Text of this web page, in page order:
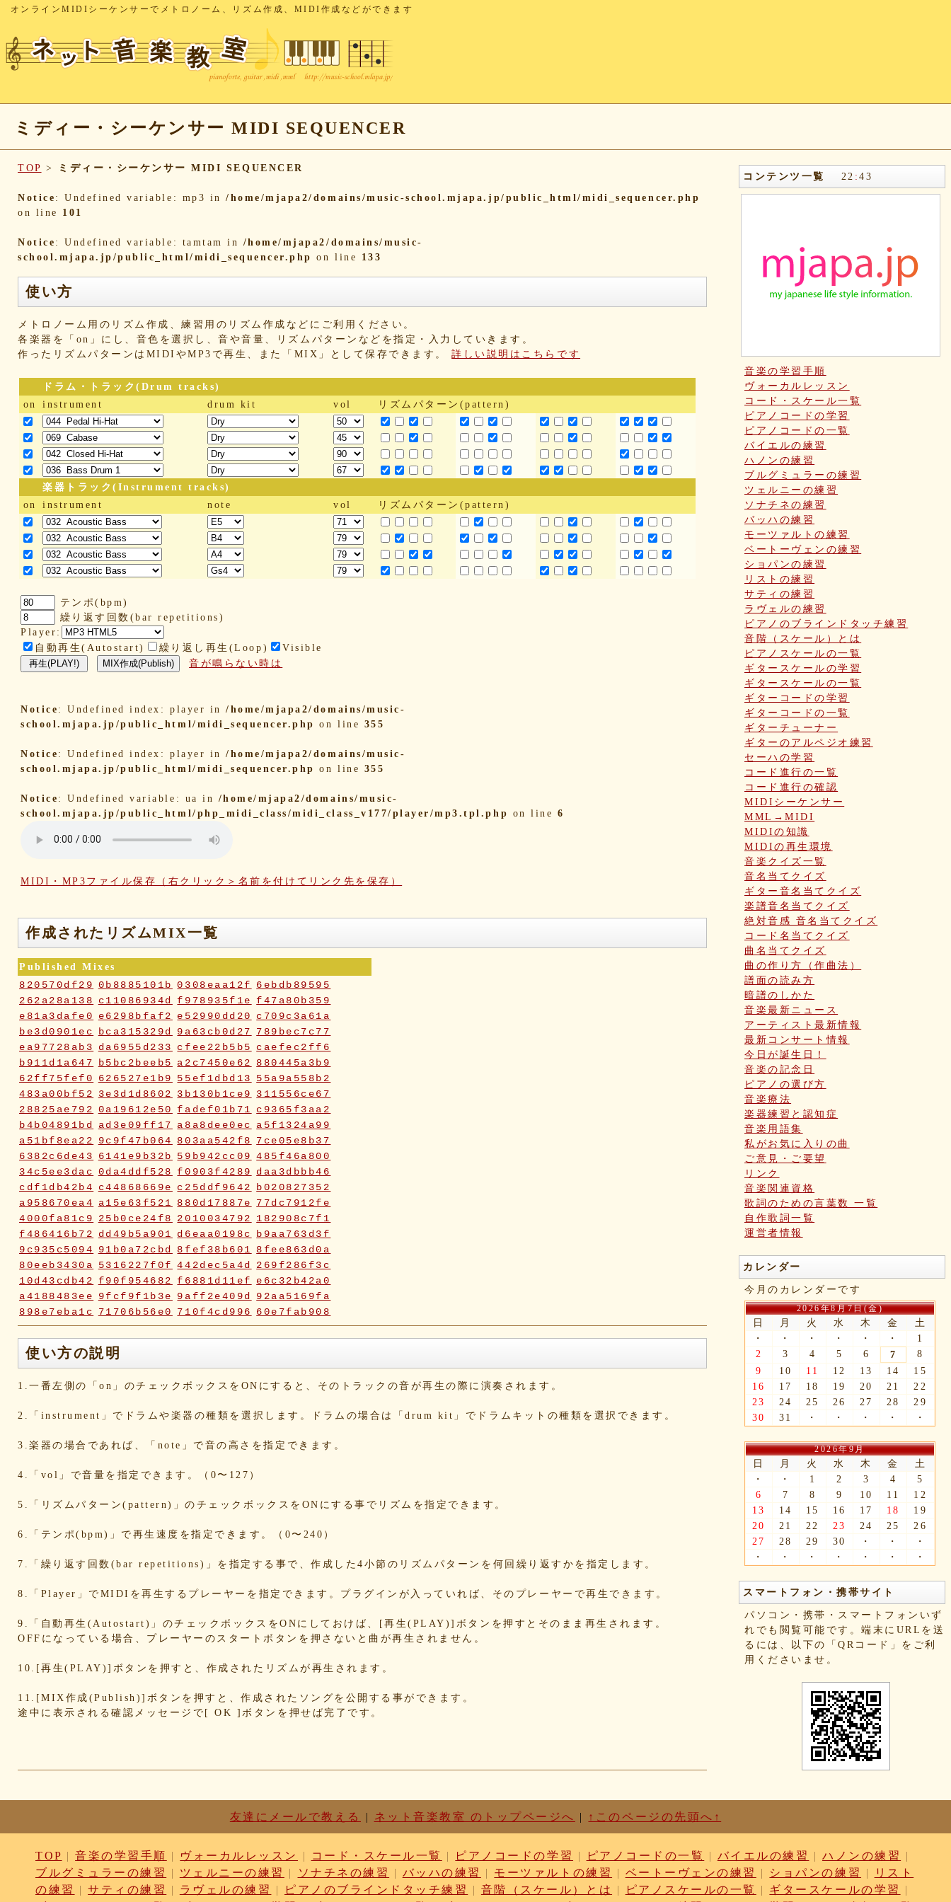
オンラインMIDIシーケンサーでメトロノーム、リズム作成、MIDI作成などができます
ミディー・シーケンサー MIDI SEQUENCER
TOP > ミディー・シーケンサー MIDI SEQUENCER
Notice : Undefined variable: mp3 in/home/mjapa2/domains/music-school.mjapa.jp/public_html/midi_sequencer.php
on line 101
Notice : Undefined variable: tamtam in /home/mjapa2/domains/music-
school.mjapa.jp/public_html/midi_sequencer.php on line 133
使い方
メトロノーム用のリズム作成、練習用のリズム作成などにご利用ください。
各楽器を「on」にし、音色を選択し、音や音量、リズムパターンなどを指定・入力していきます。
作ったリズムパターンはMIDIやMP3で再生、また「MIX」として保存できます。詳しい説明はこちらです
ドラム・トラック(Drum tracks)
on
instrument drum kit vol リズムパターン(pattern)
楽器トラック(Instrument tracks)
on
instrument note vol リズムパターン(pattern)
テンポ(bpm)
繰り返す回数(bar repetitions)
Player:
自動再生(Autostart)
繰り返し再生(Loop)
Visible
音が鳴らない時は
Notice : Undefined index: player in/home/mjapa2/domains/music-
school.mjapa.jp/public_html/midi_sequencer.php on line 355
Notice : Undefined index: player in/home/mjapa2/domains/music-
school.mjapa.jp/public_html/midi_sequencer.php on line 355
Notice : Undefined variable: ua in /home/mjapa2/domains/music-
school.mjapa.jp/public_html/php_midi_class/midi_class_v177/player/mp3.tpl.php on line 6
MIDI・MP3ファイル保存（右クリック＞名前を付けてリンク先を保存）
作成されたリズムMIX一覧
Published Mixes
820570df29 0b8885101b 0308eaa12f
6ebdb89595
262a28a138
c11086934d f978935f1e
f47a80b359
e81a3dafe0
e6298bfaf2 e52990dd20
c709c3a61a
be3d0901ec
bca315329d 9a63cb0d27
789bec7c77
ea97728ab3
da6955d233 cfee22b5b5
caefec2ff6
b911d1a647
b5bc2beeb5 a2c7450e62
880445a3b9
62ff75fef0
626527e1b9 55ef1dbd13
55a9a558b2
483a00bf52
3e3d1d8602 3b130b1ce9
311556ce67
28825ae792 0a19612e50 fadef01b71
c9365f3aa2
b4b04891bd
ad3e09ff17 a8a8dee0ec
a5f1324a99
a51bf8ea22
9c9f47b064 803aa542f8
7ce05e8b37
6382c6de43
6141e9b32b 59b942cc09 485f46a800
34c5ee3dac 0da4ddf528 f0903f4289
daa3dbbb46
cdf1db42b4
c44868669e c25ddf9642
b020827352
a958670ea4
a15e63f521 880d17887e
77dc7912fe
4000fa81c9
25b0ce24f8 2010034792
182908c7f1
f486416b72
dd49b5a901 d6eaa0198c
b9aa763d3f
9c935c5094
91b0a72cbd 8fef38b601
8fee863d0a
80eeb3430a
5316227f0f 442dec5a4d
269f286f3c
10d43cdb42
f90f954682 f6881d11ef
e6c32b42a0
a4188483ee
9fcf9f1b3e 9aff2e409d
92aa5169fa
898e7eba1c
71706b56e0 710f4cd996
60e7fab908
2fc2817e70 2fbd748ca9 2bc2c23116 18ae976a5f
0a5c7d06ca
072e6fe598
d6a569fc0b cd3dccbd2e
9519718cc1 8dbfbb62db 80769b257d
66befeb510
eb3fa731cd ca1398119b c8cb07711a ba23f8e41e
0ec360312d faa9413074 edf12ab6c3
dee16d27c4
b5b6539562
9fcce57df6 8b24beae51
856c39952d
8288cef79d 4c796286c6
1568abddff
0de2e30836 02998e587d
d5377cd92c
9ef6ebcac2 99ce8a767d 924d9cb69e 924420a7a3
5e80ad5293 5095988ef6 4b7930b4d0 2038b53613
d836b49a9d d76a3e8c23 b9fed15d2b
b38ab1d1b8
a01087c2be 83d205db59 8058ee16b9 6709558878
49f63675b9 15ebcaa807 f447739453
f1c0d3dc34
b0ebace0d4 aa7f949dad a558c898d9 6c1bd04085
e186dc0158 d654560420 c7b6a2d824 c2d4263ad3
b6a3ebae49
a1d5a5a815 8e583fa566 7ad1494187
a0d1cb27ad 89e6983403
6b9f362c23 4e887b24b9
d10d20337c bc4e86d124 a86454d5af
a21fbd24dc
8ea728273f
77fab01bea 73468471cf 086bf9fcae
f839ea6eb8 f59ab6f876 d4f92dc6f9
c81b0593c1
使い方の説明
1.一番左側の「on」のチェックボックスをONにすると、そのトラックの音が再生の際に演奏されます。
2.「instrument」でドラムや楽器の種類を選択します。ドラムの場合は「drum kit」でドラムキットの種類を選択できます。
3.楽器の場合であれば、「note」で音の高さを指定できます。
4.「vol」で音量を指定できます。（0〜127）
5.「リズムパターン(pattern)」のチェックボックスをONにする事でリズムを指定できます。
6.「テンポ(bpm)」で再生速度を指定できます。（0〜240）
7.「繰り返す回数(bar repetitions)」を指定する事で、作成した4小節のリズムパターンを何回繰り返すかを指定します。
8.「Player」でMIDIを再生するプレーヤーを指定できます。プラグインが入っていれば、そのプレーヤーで再生できます。
9.「自動再生(Autostart)」のチェックボックスをONにしておけば、[再生(PLAY)]ボタンを押すとそのまま再生されます。
OFFになっている場合、プレーヤーのスタートボタンを押さないと曲が再生されません。
10.[再生(PLAY)]ボタンを押すと、作成されたリズムが再生されます。
11.[MIX作成(Publish)]ボタンを押すと、作成されたソングを公開する事ができます。
途中に表示される確認メッセージで[ OK ]ボタンを押せば完了です。
コンテンツ一覧 22 :43
音楽の学習手順
ヴォーカルレッスン
コード・スケール一覧
ピアノコードの学習
ピアノコードの一覧
バイエルの練習
ハノンの練習
ブルグミュラーの練習
ツェルニーの練習
ソナチネの練習
バッハの練習
モーツァルトの練習
ベートーヴェンの練習
ショパンの練習
リストの練習
サティの練習
ラヴェルの練習
ピアノのブラインドタッチ練習
音階（スケール）とは
ピアノスケールの一覧
ギタースケールの学習
ギタースケールの一覧
ギターコードの学習
ギターコードの一覧
ギターチューナー
ギターのアルペジオ練習
セーハの学習
コード進行の一覧
コード進行の確認
MIDIシーケンサー
MML→MIDI
MIDIの知識
MIDIの再生環境
音楽クイズ一覧
音名当てクイズ
ギター音名当てクイズ
楽譜音名当てクイズ
絶対音感 音名当てクイズ
コード名当てクイズ
曲名当てクイズ
曲の作り方（作曲法）
譜面の読み方
暗譜のしかた
音楽最新ニュース
アーティスト最新情報
最新コンサート情報
今日が誕生日！
音楽の記念日
ピアノの選び方
音楽療法
楽器練習と認知症
音楽用語集
私がお気に入りの曲
ご意見・ご要望
リンク
音楽関連資格
歌詞のための言葉数 一覧
自作歌詞一覧
運営者情報
カレンダー
今月のカレンダーです
2026年8月7日(金)
日 月 火 水 木 金
土
・
・ ・ ・ ・ ・
1
2
3 4 5 6 7
8
9
10 11 12 13 14
15
16
17 18 19 20 21
22
23
24 25 26 27 28
29
30
31 ・ ・ ・ ・ ・
2026年9月
日 月 火 水 木 金
土
・
・ 1 2 3 4
5
6
7 8 9 10 11
12
13
14 15 16 17 18
19
20
21 22 23 24 25
26
27
28 29 30 ・ ・
・
・
・ ・ ・ ・ ・ ・
スマートフォン・携帯サイト
パソコン・携帯・スマートフォンいず
れでも閲覧可能です。端末にURLを送
るには、以下の「QRコード」をご利
用くださいませ。
友達にメールで教える | ネット音楽教室 のトップページへ | ↑このページの先頭へ↑
TOP |音楽の学習手順 | ヴォーカルレッスン | コード・スケール一覧 | ピアノコードの学習 | ピアノコードの一覧 | バイエルの練習 |ハノンの練習
|
ブルグミュラーの練習
| ツェルニーの練習 | ソナチネの練習 | バッハの練習 | モーツァルトの練習 | ベートーヴェンの練習 | ショパンの練習 |
リスト
の練習
|サティの練習 | ラヴェルの練習 | ピアノのブラインドタッチ練習 | 音階（スケール）とは | ピアノスケールの一覧 | ギタースケールの学習
|